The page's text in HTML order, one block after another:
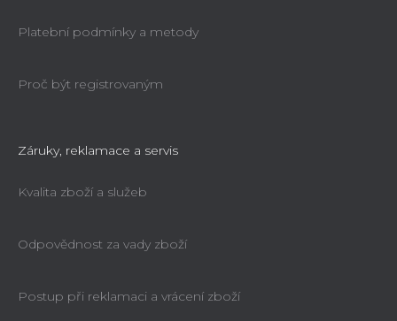
Platební podmínky a metody
Proč být registrovaným
Záruky, reklamace a servis
Kvalita zboží a služeb
Odpovědnost za vady zboží
Postup při reklamaci a vrácení zboží